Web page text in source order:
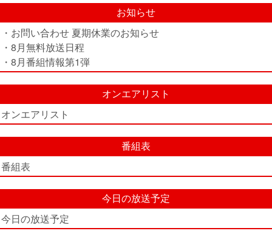
お知らせ
・お問い合わせ 夏期休業のお知らせ
・8月無料放送日程
・8月番組情報第1弾
オンエアリスト
オンエアリスト
番組表
番組表
今日の放送予定
今日の放送予定